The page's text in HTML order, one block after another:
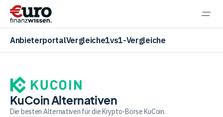
AnbieterportalVergleiche1vs1-Vergleiche
Aktien
KuCoin Alternativen
Die besten Alternativen für die Krypto-Börse KuCoin.